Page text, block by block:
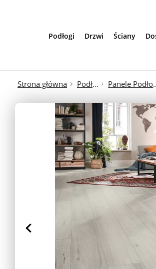
Podłogi Drzwi Ściany
Strona główna Podłogi